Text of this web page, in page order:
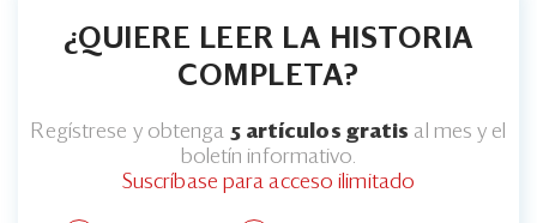
¿QUIERE LEER LA HISTORIA
COMPLETA?
Regístrese y obtenga 5 artículos gratis al mes y el
boletín informativo.
Suscríbase para acceso ilimitado